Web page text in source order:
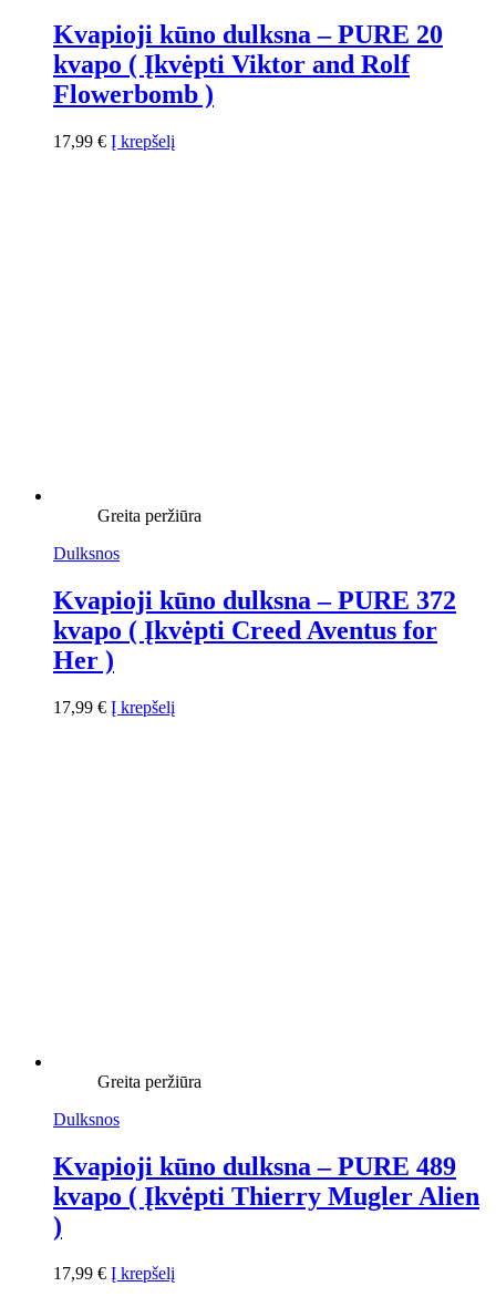
Kvapioji kūno dulksna – PURE 20
kvapo ( Įkvėpti Viktor and Rolf
Flowerbomb )
17,99 € Į krepšelį
Greita peržiūra
Dulksnos
Kvapioji kūno dulksna – PURE 372
kvapo ( Įkvėpti Creed Aventus for
Her )
17,99 € Į krepšelį
Greita peržiūra
Dulksnos
Kvapioji kūno dulksna – PURE 489
kvapo ( Įkvėpti Thierry Mugler Alien
)
17,99 € Į krepšelį